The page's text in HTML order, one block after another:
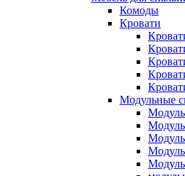
Комоды
Кровати
Модульные